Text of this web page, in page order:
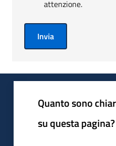
attenzione.
Invia
Quanto sono
su questa pagina?